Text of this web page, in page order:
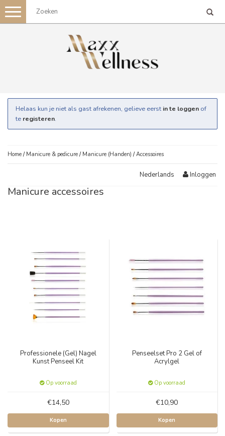
Toggle
navigation
Helaas kun je niet als gast afrekenen, gelieve eerst in te loggen of
te registeren.
Home / Manicure & pedicure / Manicure (Handen) /Accessoires
Nederlands Inloggen
Manicure accessoires
Professionele (Gel) Nagel
Kunst Penseel Kit
Op voorraad
€14,50
Kopen
Penseelset Pro 2 Gel of
Acrylgel
Op voorraad
€10,90
Kopen